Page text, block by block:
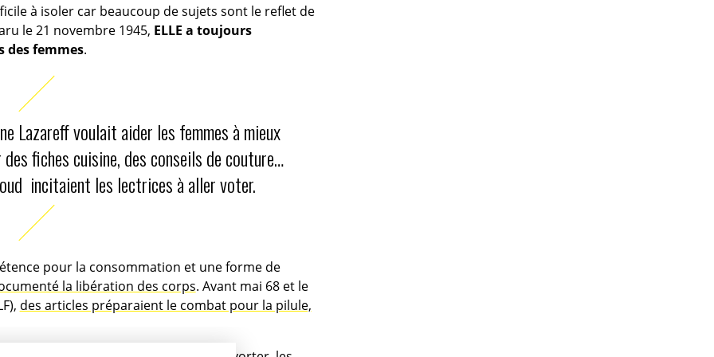
à isoler car beaucoup de sujets sont le reflet de
le 21 novembre 1945, ELLE a toujours
des femmes.
Lazareff voulait aider les femmes à mieux
fiches cuisine, des conseils de couture…
incitaient les lectrices à aller voter.
pour la consommation et une forme de
la libération des corps. Avant mai 68 et le
des articles préparaient le combat pour la pilule,